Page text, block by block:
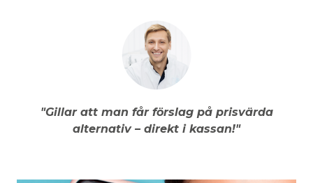
"Gillar att man får förslag på prisvärda
alternativ – direkt i kassan!"